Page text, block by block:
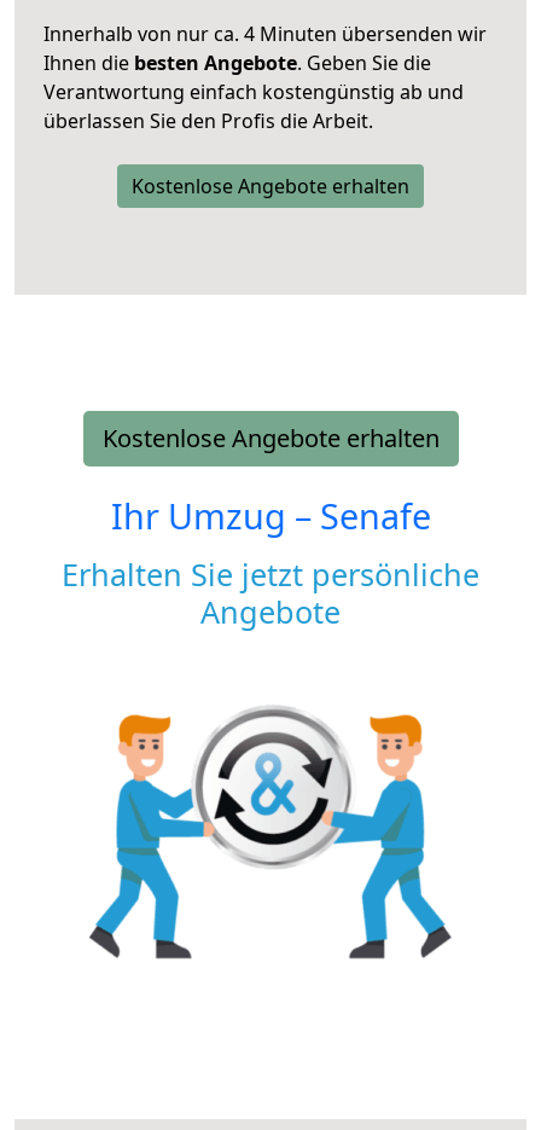
Innerhalb von nur ca. 4 Minuten übersenden wir
Ihnen die besten Angebote. Geben Sie die
Verantwortung einfach kostengünstig ab und
überlassen Sie den Profis die Arbeit.
Kostenlose Angebote erhalten
Kostenlose Angebote erhalten
Ihr Umzug – Senafe
Erhalten Sie jetzt persönliche
Angebote